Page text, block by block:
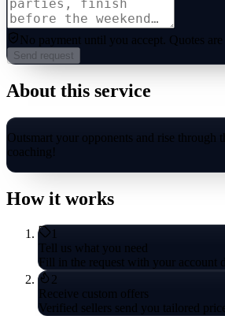
No payment until you accept. Quotes are
Send request
About this service
Outsmart your opponents and rise through
coaching!
How it works
1
Tell us what you need
Fill in the request with your account
2
Receive custom offers
Verified sellers send you tailored